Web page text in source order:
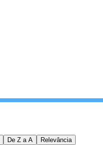
De Z a A Relevância